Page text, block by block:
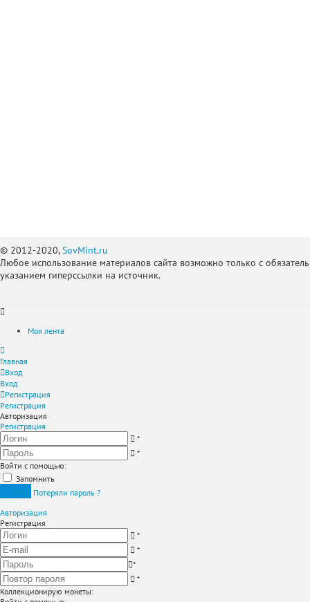
© 2012-2020,SovMint.ru
Любое использование материалов сайта возможно только с
указанием гиперссылки на источник.
Моя лента
Главная
Вход
Вход
Регистрация
Регистрация
Авторизация
Регистрация
*
*
Войти с помощью:
Запомнить
Потеряли пароль ?
Авторизация
Регистрация
*
*
*
*
Коллекционирую монеты: